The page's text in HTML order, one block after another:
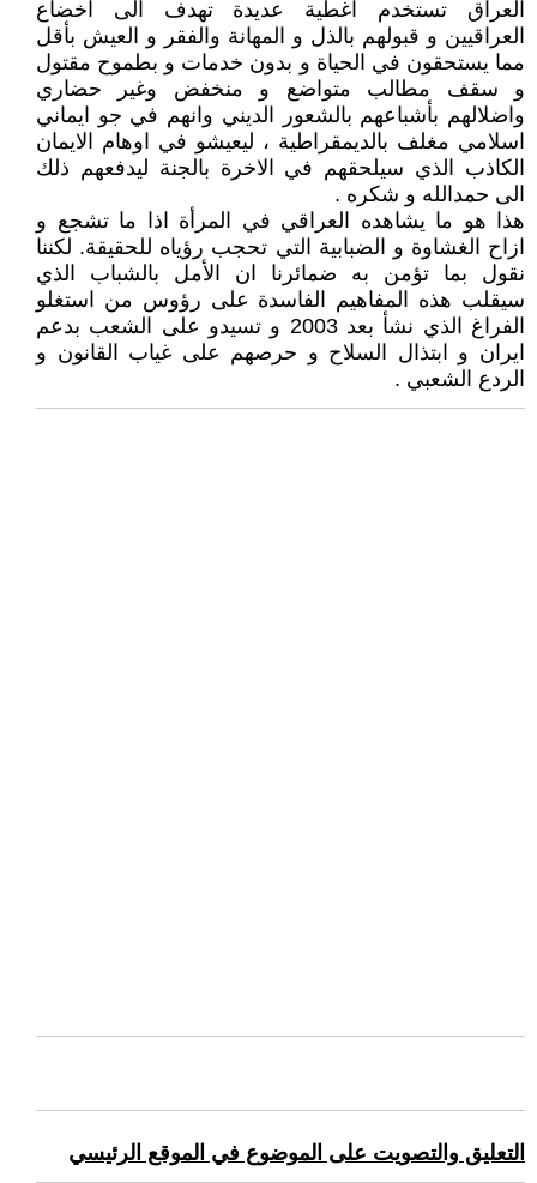
العراق تستخدم اغطية عديدة تهدف الى اخضاع
العراقيين و قبولهم بالذل و المهانة والفقر و العيش بأقل
مما يستحقون في الحياة و بدون خدمات و بطموح مقتول
و سقف مطالب متواضع و منخفض وغير حضاري
واضلالهم بأشباعهم بالشعور الديني وانهم في جو ايماني
اسلامي مغلف بالديمقراطية ، ليعيشو في اوهام الايمان
الكاذب الذي سيلحقهم في الاخرة بالجنة ليدفعهم ذلك
الى حمدالله و شكره .
هذا هو ما يشاهده العراقي في المرأة اذا ما تشجع و
ازاح الغشاوة و الضبابية التي تحجب رؤياه للحقيقة. لكننا
نقول بما تؤمن به ضمائرنا ان الأمل بالشباب الذي
سيقلب هذه المفاهيم الفاسدة على رؤوس من استغلو
الفراغ الذي نشأ بعد 2003 و تسيدو على الشعب بدعم
ايران و ابتذال السلاح و حرصهم على غياب القانون و
الردع الشعبي .
التعليق والتصويت على الموضوع في الموقع الرئيسي